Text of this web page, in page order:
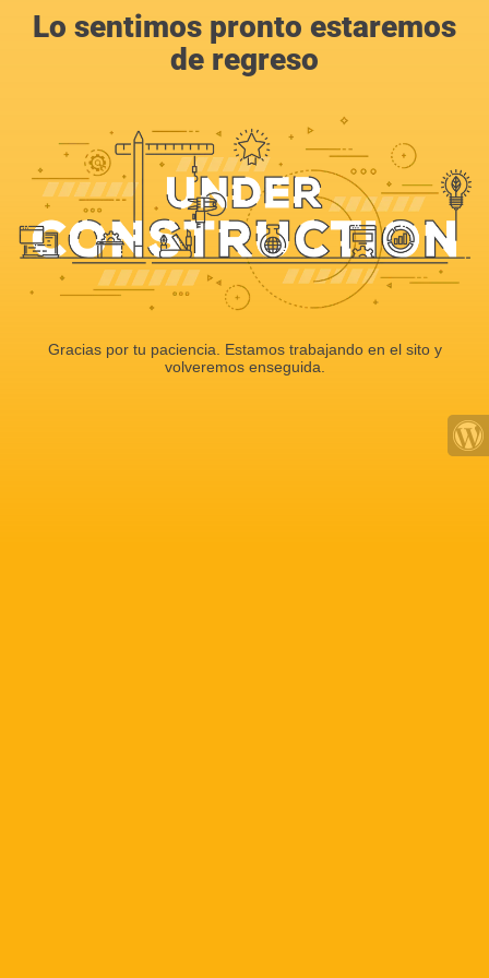
Lo sentimos pronto estaremos
de regreso
Gracias por tu paciencia. Estamos trabajando en el sito y
volveremos enseguida.